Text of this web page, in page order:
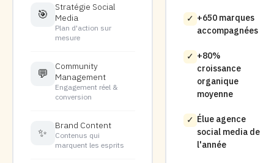
🎯
Stratégie Social
Media
Plan d'action sur
mesure
💬
Community
Management
Engagement réel &
conversion
✨
Brand Content
Contenus qui
marquent les esprits
✓ +650 marques
accompagnées
✓ +80%
croissance
organique
moyenne
✓ Élue agence
social media de
l'année